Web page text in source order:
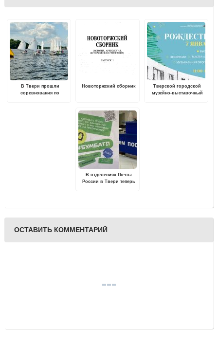
В Твери прошли
соревнования по
Новоторжский сборник
Тверской городской
музейно-выставочный
В отделениях Почты
России в Твери теперь
ОСТАВИТЬ КОММЕНТАРИЙ